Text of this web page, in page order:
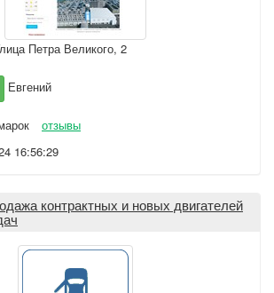
Петра Великого, 2
Евгений
отзывы
16:56:29
контрактных и новых двигателей